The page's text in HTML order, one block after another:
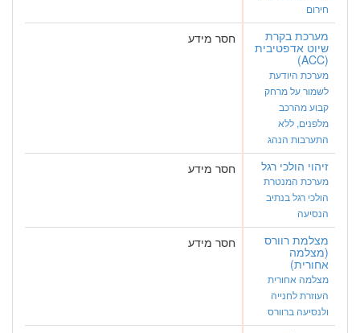
חירום
מערכת בקרת
שיוט אדפטיבית
(ACC)
מערכת היודעת
לשמור על מרחק
קבוע מהרכב
מלפנים, ללא
התערבות הנהג
חסר מידע
זיהוי הולכי רגל
מערכת המנטרת
הולכי רגל בנתיב
הנסיעה
חסר מידע
מצלמת רוורס
(מצלמה
אחורית)
מצלמה אחורית
העוזרת לחנייה
ולנסיעה ברוורס
חסר מידע